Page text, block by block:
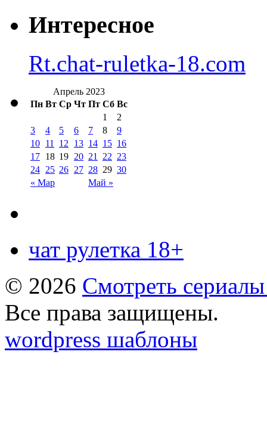
Интересное
Rt.chat-ruletka-18.com
Апрель 2023
Пн Вт Ср Чт Пт Сб Вс
« Мар Май »
1
2
3
4 5 6 7 8
9
10 11 12 13 14 15 16
17 18 19 20 21 22 23
24 25 26 27 28 29 30
чат рулетка 18+
© 2026 Смотреть
Все права защищены.
wordpress шаблоны